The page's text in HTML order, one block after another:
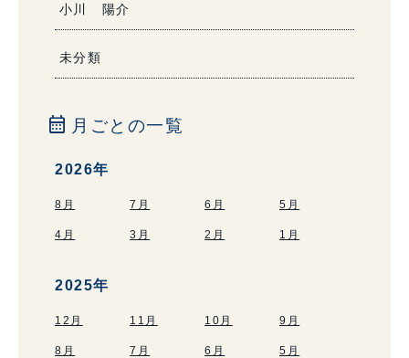
小川 陽介
未分類
calendar_month 月ごとの一覧
2026年
8月 7月 6月 5月
4月 3月 2月 1月
2025年
12月 11月 10月 9月
8月 7月 6月 5月